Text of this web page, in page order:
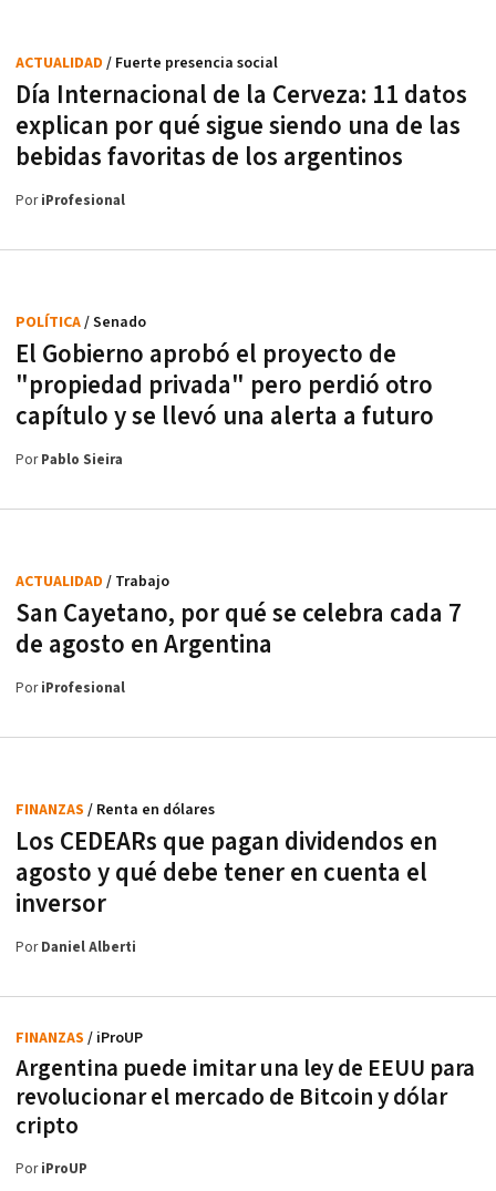
Día Internacional de la Cerveza: 11 datos
explican por qué sigue siendo una de las
bebidas favoritas de los argentinos
ACTUALIDAD / Fuerte presencia social
PoriProfesional
El Gobierno aprobó el proyecto de
"propiedad privada" pero perdió otro
capítulo y se llevó una alerta a futuro
POLÍTICA/ Senado
PorPablo Sieira
San Cayetano, por qué se celebra cada 7
de agosto en Argentina
ACTUALIDAD / Trabajo
PoriProfesional
Los CEDEARs que pagan dividendos en
agosto y qué debe tener en cuenta el
inversor
FINANZAS / Renta en dólares
PorDaniel Alberti
Argentina puede imitar una ley de EEUU para
revolucionar el mercado de Bitcoin y dólar
cripto
FINANZAS / iProUP
PoriProUP